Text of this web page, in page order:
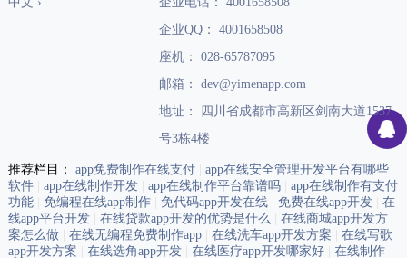
企业QQ： 4001658508
座机： 028-65787095
邮箱： dev@yimenapp.com
地址： 四川省成都市高新区剑南大道1537
号3栋4楼
推荐栏目： app免费制作在线支付| app在线安全管理开发平台有哪些
软件| app在线制作开发| app在线制作平台靠谱吗| app在线制作有支付
功能| 免编程在线app制作| 免代码app开发在线| 免费在线app开发| 在
线app平台开发| 在线贷款app开发的优势是什么
在线商城app开发方
案怎么做| 在线无编程免费制作app| 在线洗车app开发方案
在线写歌
app开发方案
在线选角app开发| 在线医疗app开发哪家好| 在线制作